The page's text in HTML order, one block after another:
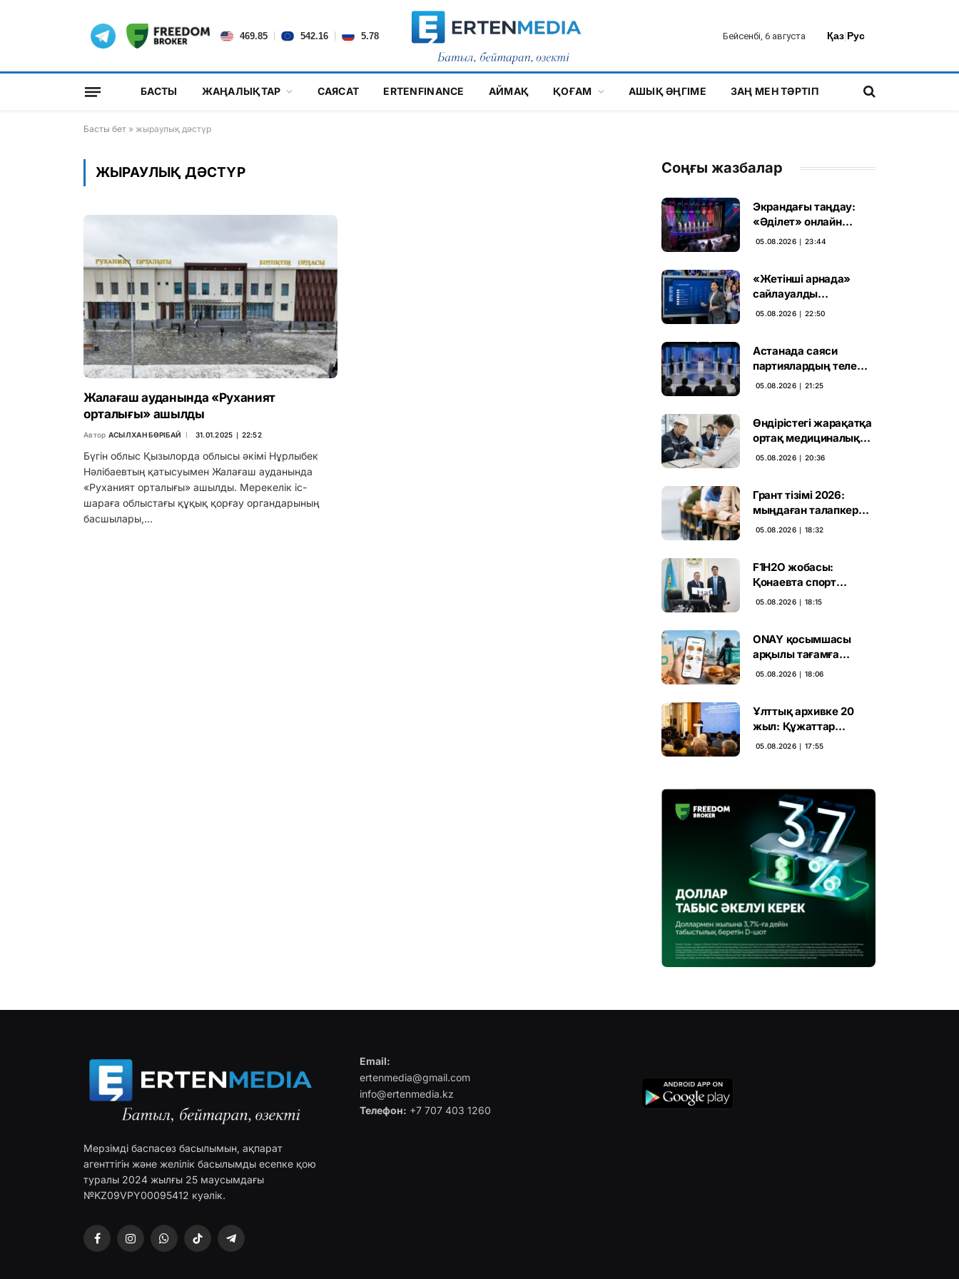
469.85 542.16 5.78 Бейсенбі, 6 августа Қаз|Рус
БАСТЫ ЖАҢАЛЫҚТАР САЯСАТ ERTENFINANCE АЙМАҚ ҚОҒАМ АШЫҚ ӘҢГІМЕ ЗАҢ МЕН ТӘРТІП
Басты бет » жыраулық дәстүр
ЖЫРАУЛЫҚ ДӘСТҮР
Жалағаш ауданында «Руханият
орталығы» ашылды
Автор АСЫЛХАН БӨРІБАЙ 31.01.2025 ∣ 22:52
Бүгін облыс Қызылорда облысы әкімі Нұрлыбек
Нәлібаевтың қатысуымен Жалағаш ауданында
«Руханият орталығы» ашылды. Мерекелік іс-
шараға облыстағы құқық қорғау органдарының
басшылары,…
Соңғы жазбалар
Экрандағы таңдау:
«Әділет» онлайн
дауыс беруде алға
05.08.2026 ∣ 23:44
«Жетінші арнада»
сайлауалды
теледебаттың аралық
05.08.2026 ∣ 22:50
Астанада саяси
партиялардың теле
дебаты басталды
05.08.2026 ∣ 21:25
Өндірістегі жарақатқа
ортақ медициналық
талап енгізілмек
05.08.2026 ∣ 20:36
Грант тізімі 2026:
мыңдаған талапкердің
тағдыры 10 тамызға
05.08.2026 ∣ 18:32
F1H2O жобасы:
Қонаевта спорт
катерлерін шығаратын
05.08.2026 ∣ 18:15
ONAY қосымшасы
арқылы тағамға
тапсырыс беруге
05.08.2026 ∣ 18:06
Ұлттық архивке 20
жыл: Құжаттар
тарихы цифрлық
05.08.2026 ∣ 17:55
Мерзімді баспасөз басылымын, ақпарат
агенттігін және желілік басылымды есепке қою
туралы 2024 жылғы 25 маусымдағы
№KZ09VPY00095412 куәлік.
FacebookInstagramWhatsAppTikTok Telegram
Email:
ertenmedia@gmail.com
info@ertenmedia.kz
Телефон: +7 707 403 1260